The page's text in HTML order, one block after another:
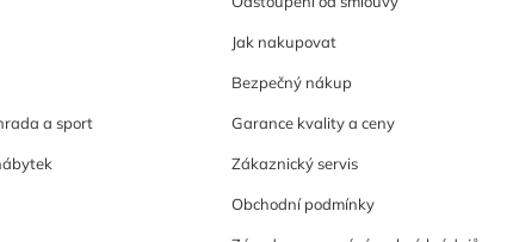
a sport
Jak nakupovat
Bezpečný nákup
Garance kvality a ceny
Zákaznický servis
Obchodní podmínky